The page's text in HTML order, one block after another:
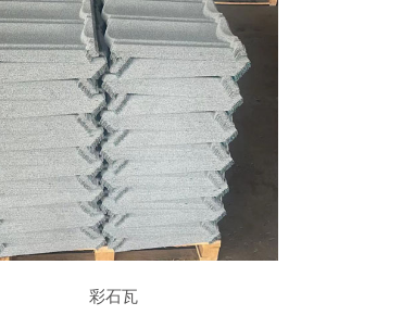
彩石瓦